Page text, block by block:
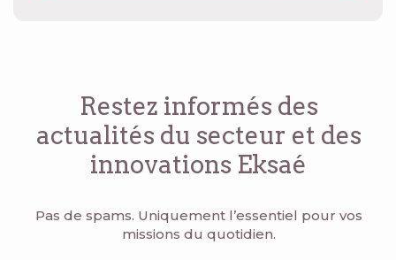
Restez informés des
actualités du secteur et des
innovations Eksaé
Pas de spams. Uniquement l’essentiel pour vos
missions du quotidien.